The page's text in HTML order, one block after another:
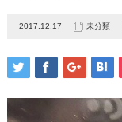
2017.12.17 未分類